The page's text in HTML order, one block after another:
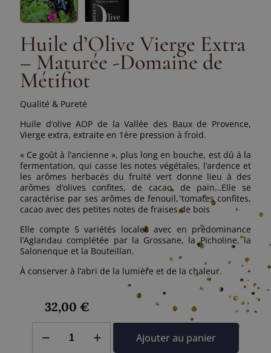
Huile d’Olive Vierge Extra
– Maturée -Domaine de
Métifiot
Qualité & Pureté
Huile d’olive AOP de la Vallée des Baux de Provence,
Vierge extra, extraite en 1ère pression à froid.
« Ce goût à l’ancienne », plus long en bouche, est dû à la
fermentation, qui casse les notes végétales, l’ar­dence et
les arômes herbacés du fruité vert donne lieu à des
arômes d’olives confites, de cacao, de pain…Elle se
caractérise par ses arômes de fenouil, tomates confites,
cacao avec des petites notes de fraises de bois
Elle compte 5 variétés locales avec en prédominance
l’Aglandau complétée par la Grossane, la Picholine, la
Sa­lonenque et la Bouteillan.
À conserver à l’abri de la lumière et de la chaleur.
32,00 €
quantité
Ajouter au panier